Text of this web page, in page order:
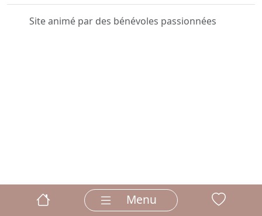
Site animé par des bénévoles passionnées
Menu